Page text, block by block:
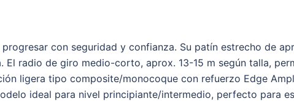
con seguridad y confianza. Su patín estrecho de
radio de giro medio-corto, aprox. 13-15 m según talla,
ligera tipo composite/monocoque con refuerzo Edge
ideal para nivel principiante/intermedio, perfecto para